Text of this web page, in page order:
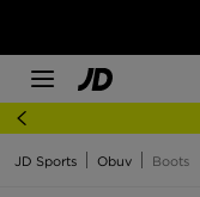
JD Sports Obuv Boots